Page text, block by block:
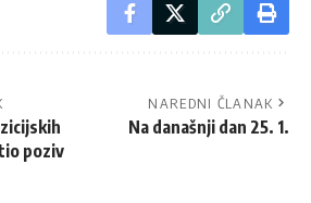
poziv
NAREDNI ČLANAK
Na današnji dan 25. 1.